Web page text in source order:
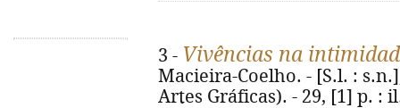
3 - Vivências na
Macieira-Coelho. - [S.l. :
Artes Gráficas). - 29, [1] p. :